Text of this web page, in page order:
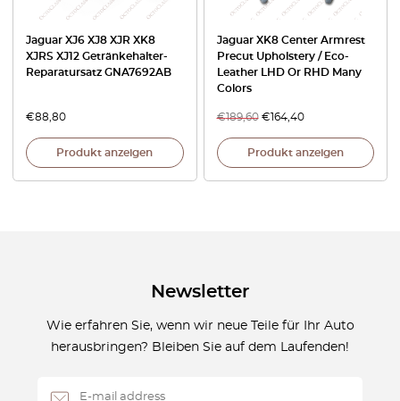
Jaguar XJ6 XJ8 XJR XK8
XJRS XJ12 Getränkehalter-
Reparatursatz GNA7692AB
€88,80
Produkt anzeigen
Jaguar XK8 Center Armrest
Precut Upholstery / Eco-
Leather LHD Or RHD Many
Colors
€189,60 €164,40
Produkt anzeigen
Newsletter
Wie erfahren Sie, wenn wir neue Teile für Ihr Auto
herausbringen? Bleiben Sie auf dem Laufenden!